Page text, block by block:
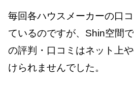
毎回各ハウスメーカーの口
ているのですが、Shin空間
の評判・口コミはネット上
けられませんでした。